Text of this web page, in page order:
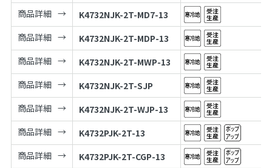
商品詳細
K4732NJK-2T-MD7-13
商品詳細
K4732NJK-2T-MDP-13
商品詳細
K4732NJK-2T-MWP-13
商品詳細
K4732NJK-2T-SJP
商品詳細
K4732NJK-2T-WJP-13
商品詳細
K4732PJK-2T-13
商品詳細
K4732PJK-2T-CGP-13